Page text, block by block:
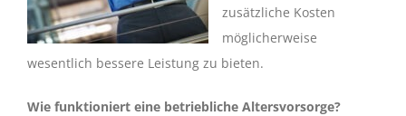
zusätzliche Kosten
möglicherweise
wesentlich bessere Leistung zu bieten.
Wie funktioniert eine betriebliche Altersvorsorge?